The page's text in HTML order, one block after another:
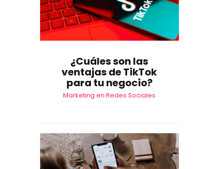
¿Cuáles son las
ventajas de TikTok
para tu negocio?
Marketing en Redes Sociales